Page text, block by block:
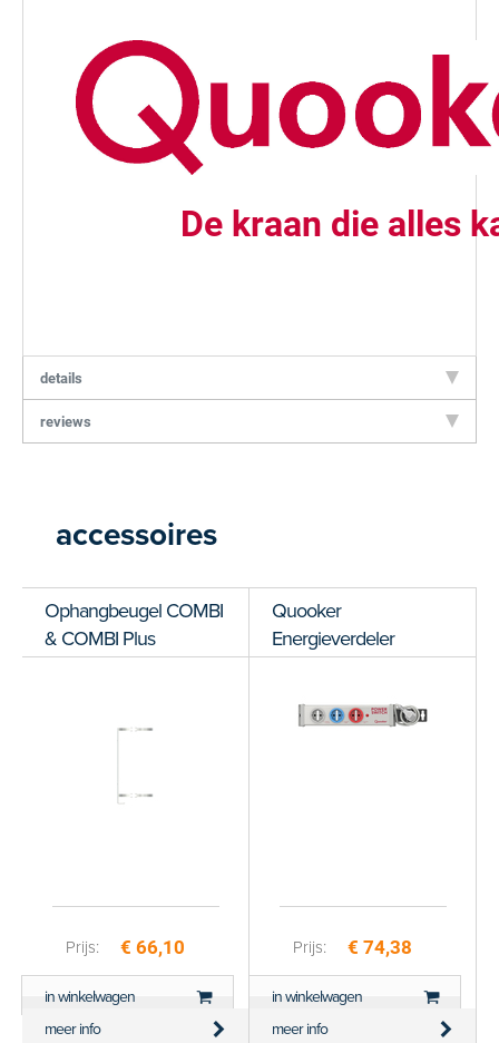
De kraan die alles
details
reviews
accessoires
Ophangbeugel COMBI
& COMBI Plus
Prijs: € 66,10
in winkelwagen
meer info
Quooker
Energieverdeler
Prijs: € 74,38
in winkelwagen
meer info